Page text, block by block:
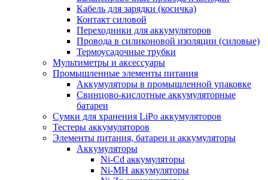
Кабель для зарядки (косичка)
Контакт силовой
Переходники для аккумуляторов
Провода в силиконовой изоляции (силовые)
Термоусадочные трубки
Мультиметры и аксессуары
Промышленные элементы питания
Аккумуляторы в промышленной упаковке
Свинцово-кислотные аккумуляторные
батареи
Сумки для хранения LiPo аккумуляторов
Тестеры аккумуляторов
Элементы питания, батареи и аккумуляторы
Аккумуляторы
Ni-Cd аккумуляторы
Ni-MH аккумуляторы